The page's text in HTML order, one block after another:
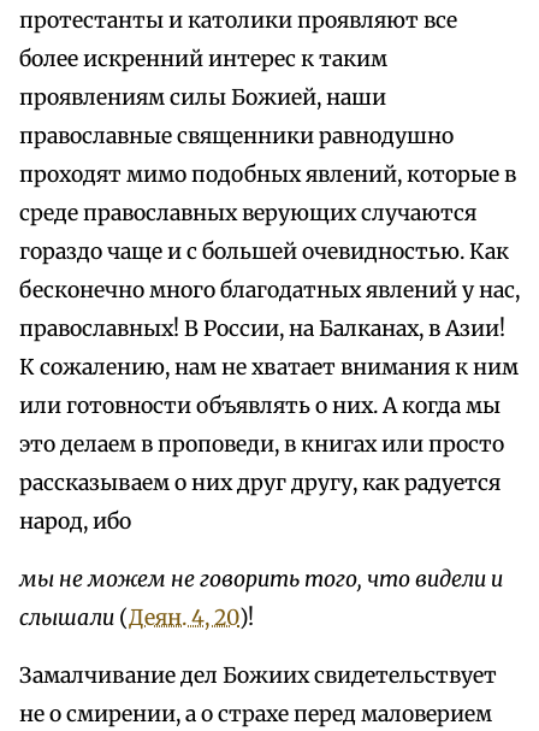
протестанты и католики проявляют все
более искренний интерес к таким
проявлениям силы Божией, наши
православные священники равнодушно
проходят мимо подобных явлений, которые в
среде православных верующих случаются
гораздо чаще и с большей очевидностью. Как
бесконечно много благодатных явлений у нас,
православных! В России, на Балканах, в Азии!
К сожалению, нам не хватает внимания к ним
или готовности объявлять о них. А когда мы
это делаем в проповеди, в книгах или просто
рассказываем о них друг другу, как радуется
народ, ибо
мы не можем не говорить того, что видели и
слышали (Деян. 4, 20)!
Замалчивание дел Божиих свидетельствует
не о смирении, а о страхе перед маловерием